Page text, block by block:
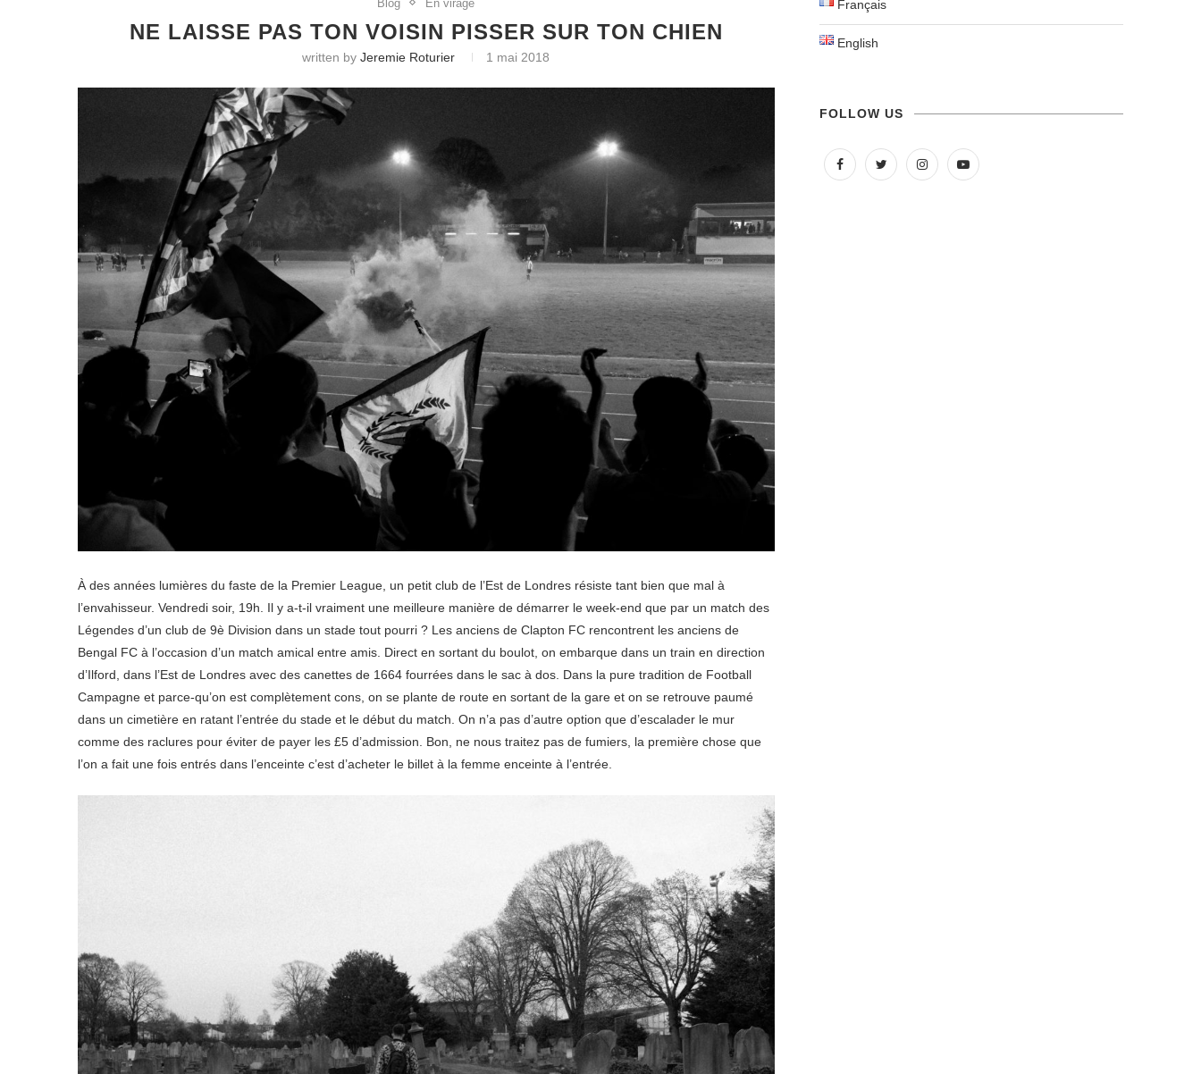
Blog En virage
NE LAISSE PAS TON VOISIN PISSER SUR TON CHIEN
written byJeremie Roturier 1 mai 2018
À des années lumières du faste de la Premier League, un petit club de l’Est de Londres résiste tant bien que mal à
l’envahisseur. Vendredi soir, 19h. Il y a-t-il vraiment une meilleure manière de démarrer le week-end que par un match des
Légendes d’un club de 9è Division dans un stade tout pourri ? Les anciens de Clapton FC rencontrent les anciens de
Bengal FC à l’occasion d’un match amical entre amis. Direct en sortant du boulot, on embarque dans un train en direction
d’Ilford, dans l’Est de Londres avec des canettes de 1664 fourrées dans le sac à dos. Dans la pure tradition de Football
Campagne et parce-qu’on est complètement cons, on se plante de route en sortant de la gare et on se retrouve paumé
dans un cimetière en ratant l’entrée du stade et le début du match. On n’a pas d’autre option que d’escalader le mur
comme des raclures pour éviter de payer les £5 d’admission. Bon, ne nous traitez pas de fumiers, la première chose que
l’on a fait une fois entrés dans l’enceinte c’est d’acheter le billet à la femme enceinte à l’entrée.
Français
English
FOLLOW US